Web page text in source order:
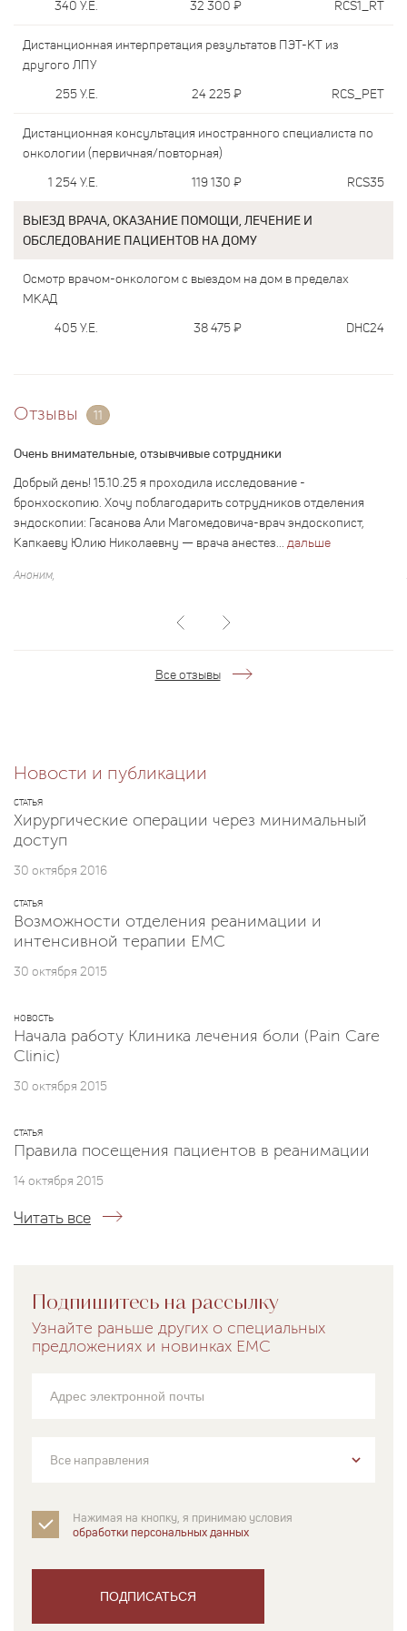
340 У.Е. 32 300 ₽ RCS1_RT
Дистанционная интерпретация результатов ПЭТ-КТ из
другого ЛПУ
255У.Е. 24 225₽ RCS_PET
Дистанционная консультация иностранного специалиста по
онкологии (первичная/повторная)
1 254У.Е. 119 130 ₽ RCS35
ВЫЕЗД ВРАЧА, ОКАЗАНИЕ ПОМОЩИ, ЛЕЧЕНИЕ И
ОБСЛЕДОВАНИЕ ПАЦИЕНТОВ НА ДОМУ
Осмотр врачом-онкологом с выездом на дом в пределах
МКАД
405У.Е. 38 475₽ DHC24
Отзывы 11
Очень внимательные, отзывчивые сотрудники
Добрый день! 15.10.25 я проходила исследование -
бронхоскопию. Хочу поблагодарить сотрудников отделения
эндоскопии: Гасанова Али Магомедовича-врач эндоскопист,
Капкаеву Юлию Николаевну — врача анестез... дальше
Аноним,
Все отзывы
Новости и публикации
СТАТЬЯ
Хирургические операции через минимальный
доступ
30 октября 2016
СТАТЬЯ
Возможности отделения реанимации и
интенсивной терапии ЕМС
30 октября 2015
НОВОСТЬ
Начала работу Клиника лечения боли (Pain Care
Clinic)
30 октября 2015
СТАТЬЯ
Правила посещения пациентов в реанимации
14 октября 2015
Читать все
Подпишитесь на рассылку
Узнайте раньше других о специальных
предложениях и новинках EMC
Все направления
Нажимая на кнопку, я принимаю условия
обработки персональных данных
ПОДПИСАТЬСЯ